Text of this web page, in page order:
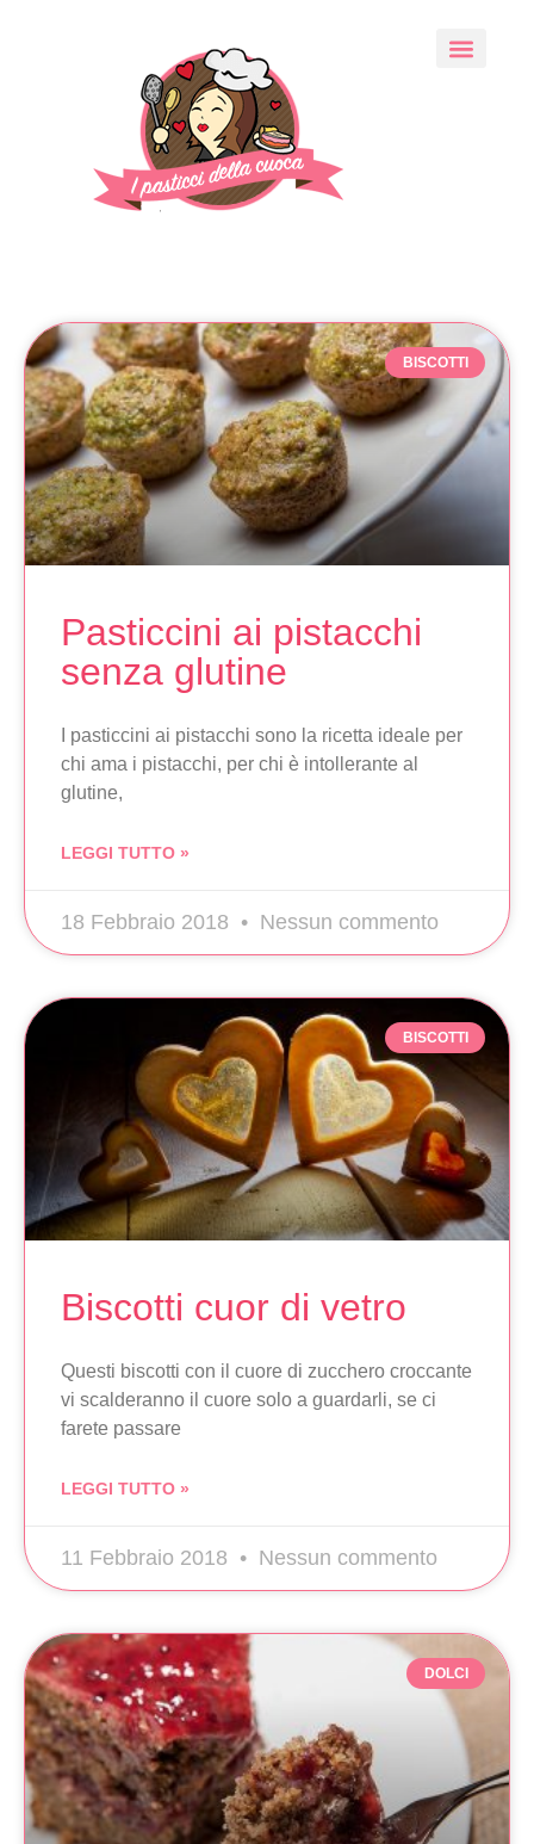
BISCOTTI
Pasticcini ai pistacchi
senza glutine
I pasticcini ai pistacchi sono la ricetta ideale per
chi ama i pistacchi, per chi è intollerante al
glutine,
LEGGI TUTTO »
18 Febbraio 2018 Nessun commento
BISCOTTI
Biscotti cuor di vetro
Questi biscotti con il cuore di zucchero croccante
vi scalderanno il cuore solo a guardarli, se ci
farete passare
LEGGI TUTTO »
11 Febbraio 2018 Nessun commento
DOLCI